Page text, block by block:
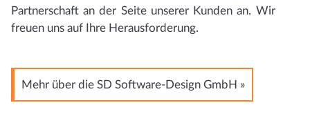
Partnerschaft an der Seite unserer Kunden an. Wir
freuen uns auf Ihre Herausforderung.
Mehr über die SD Software-Design GmbH »